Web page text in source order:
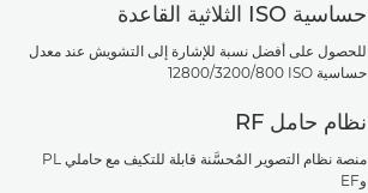
حساسية ISO الثلاثية القاعدة
للحصول على أفضل نسبة للإشارة إلى التشويش عند معدل
حساسية ISO‏ 800‏/3200‏/12800
نظام حامل RF
منصة نظام التصوير المُحسَّنة قابلة للتكيف مع حاملي PL
وEF